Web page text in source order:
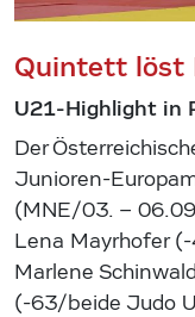
Quintett löst
U21-Highlight in
Der
Junioren-
(MNE/03. –
Lena Mayrhofer
Marlene
(-63/beide Judo